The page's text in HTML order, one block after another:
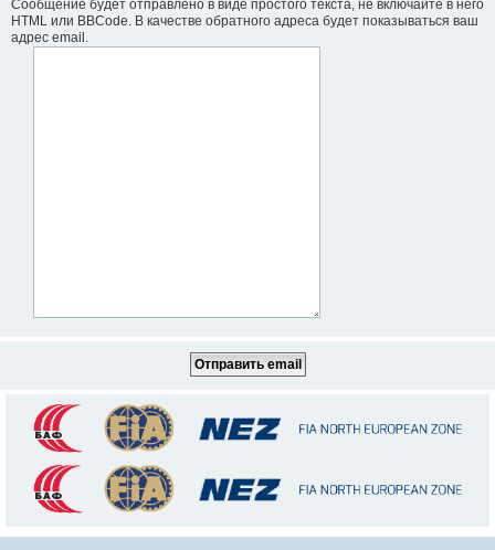
Сообщение будет отправлено в виде простого текста, не включайте в него
HTML или BBCode. В качестве обратного адреса будет показываться ваш
адрес email.